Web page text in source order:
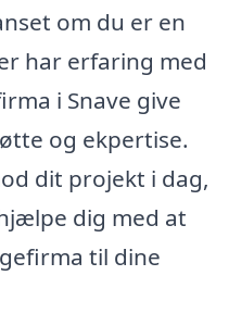
om du er en
har erfaring med
i Snave give
og ekpertise.
dit projekt i dag,
dig med at
til dine